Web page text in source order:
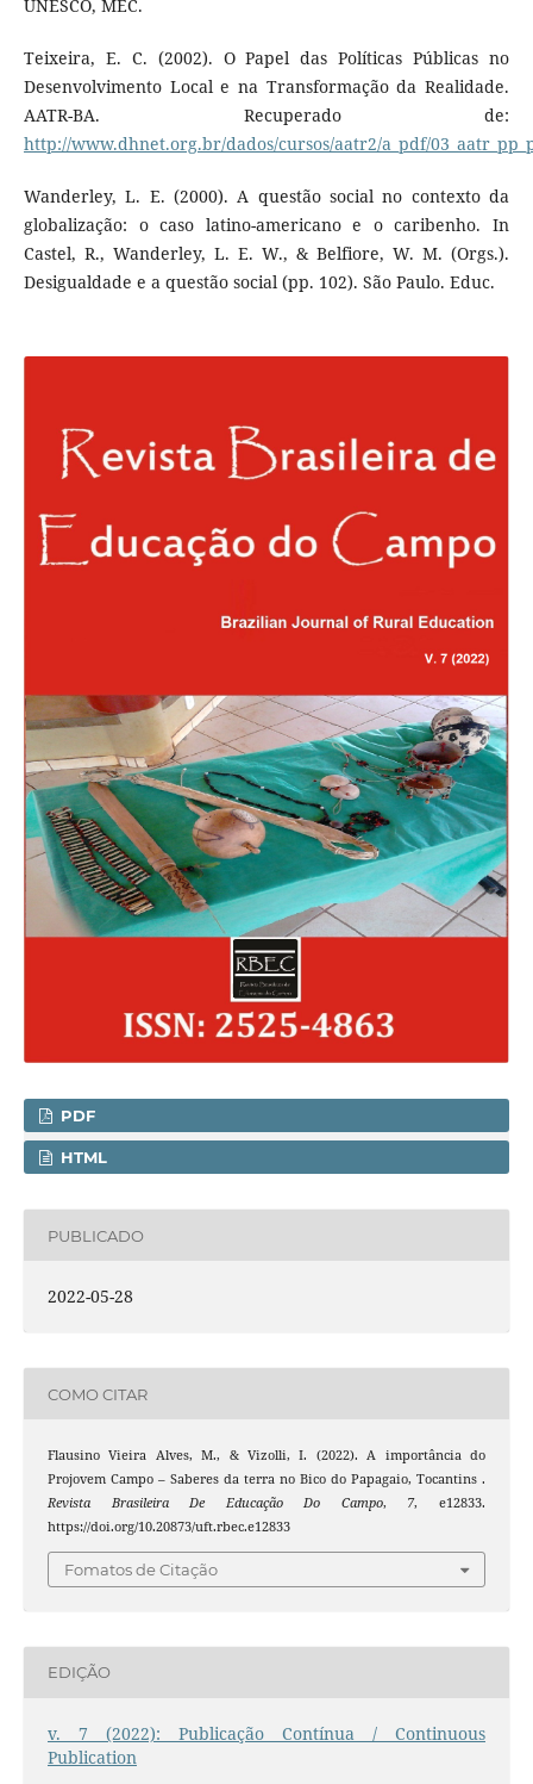
UNESCO, MEC.
Teixeira, E. C. (2002). O Papel das Políticas Públicas no
Desenvolvimento Local e na Transformação da Realidade.
AATR-BA. Recuperado de:
http://www.dhnet.org.br/dados/cursos/aatr2/a_pdf/
Wanderley, L. E. (2000). A questão social no contexto da
globalização: o caso latino-americano e o caribenho. In
Castel, R., Wanderley, L. E. W., & Belfiore, W. M. (Orgs.).
Desigualdade e a questão social (pp. 102). São Paulo. Educ.
PDF
HTML
PUBLICADO
2022-05-28
COMO CITAR
Flausino Vieira Alves, M., & Vizolli, I. (2022). A importância do
Projovem Campo – Saberes da terra no Bico do Papagaio, Tocantins .
Revista Brasileira De Educação Do Campo, 7, e12833.
https://doi.org/10.20873/uft.rbec.e12833
Fomatos de Citação
EDIÇÃO
v. 7 (2022): Publicação Contínua / Continuous
Publication